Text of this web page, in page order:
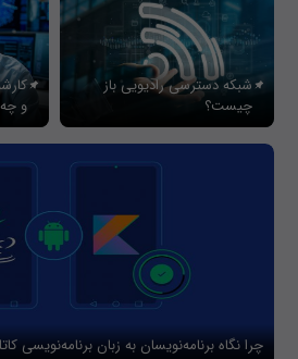
شبکه دسترسی رادیویی باز
چیست؟
و
چرا نگاه برنامه‌نویسان به زبان برنامه‌نویسی